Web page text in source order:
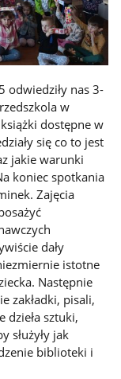
odwiedziły nas 3-
w
dostępne w
się co to jest
jakie warunki
koniec spotkania
Zajęcia
dały
istotne
Następnie
zakładki, pisali,
dzieła sztuki,
służyły jak
biblioteki i